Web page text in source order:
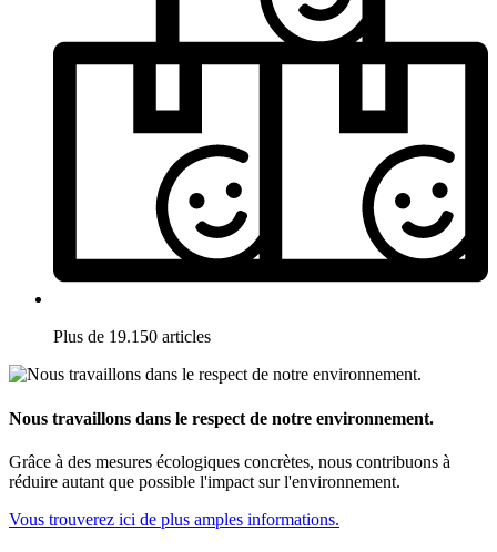
Plus de 19.150 articles
Nous travaillons dans le respect de notre environnement.
Grâce à des mesures écologiques concrètes, nous contribuons à
réduire autant que possible l'impact sur l'environnement.
Vous trouverez ici de plus amples informations.